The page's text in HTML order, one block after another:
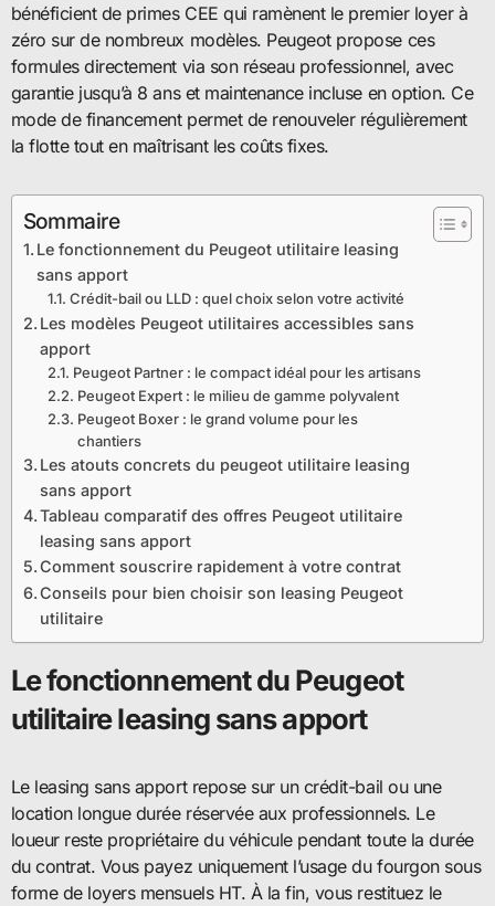
bénéficient de primes CEE qui ramènent le premier loyer à
zéro sur de nombreux modèles. Peugeot propose ces
formules directement via son réseau professionnel, avec
garantie jusqu’à 8 ans et maintenance incluse en option. Ce
mode de financement permet de renouveler régulièrement
la flotte tout en maîtrisant les coûts fixes.
Sommaire
Le fonctionnement du Peugeot utilitaire leasing
sans apport
Crédit-bail ou LLD : quel choix selon votre activité
Les modèles Peugeot utilitaires accessibles sans
apport
Peugeot Partner : le compact idéal pour les artisans
Peugeot Expert : le milieu de gamme polyvalent
Peugeot Boxer : le grand volume pour les
chantiers
Les atouts concrets du peugeot utilitaire leasing
sans apport
Tableau comparatif des offres Peugeot utilitaire
leasing sans apport
Comment souscrire rapidement à votre contrat
Conseils pour bien choisir son leasing Peugeot
utilitaire
Le fonctionnement duPeugeot
utilitaire leasing sans apport
Le leasing sans apport repose sur un crédit-bail ou une
location longue durée réservée aux professionnels. Le
loueur reste propriétaire du véhicule pendant toute la durée
du contrat. Vous payez uniquement l’usage du fourgon sous
forme de loyers mensuels HT. À la fin, vous restituez le